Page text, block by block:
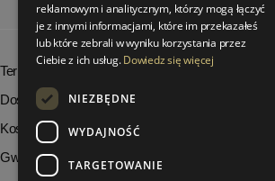
Terminy realizacji zamówień
Dostępność produktów
Koszty dostawy
Gwarancja i serwis
reklamowym i analitycznym, którzy mogą łączyć
je z innymi informacjami, które im przekazałeś
lub które zebrali w wyniku korzystania przez
Ciebie z ich usług.Dowiedz się więcej
NIEZBĘDNE
WYDAJNOŚĆ
TARGETOWANIE